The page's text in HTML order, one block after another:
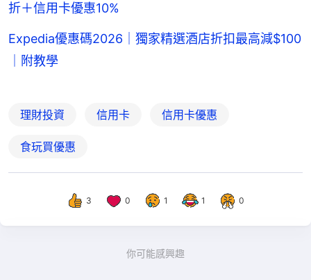
折＋信用卡優惠10%
Expedia優惠碼2026｜獨家精選酒店折扣最高減$100
｜附教學
理財投資 信用卡 信用卡優惠
食玩買優惠
3 0 1 1 0
你可能感興趣